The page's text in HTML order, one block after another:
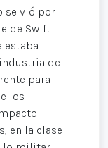
se vió por
de Swift
estaba
de
para
los
en la clase